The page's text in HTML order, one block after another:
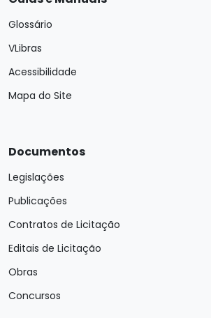
Glossário
VLibras
Acessibilidade
Mapa do Site
Documentos
Legislações
Publicações
Contratos de Licitação
Editais de Licitação
Obras
Concursos